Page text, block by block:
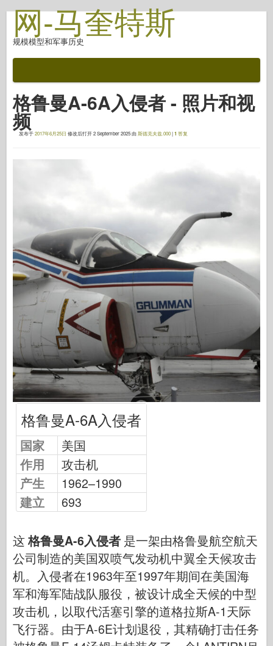
网-马奎特斯
规模模型和军事历史
战斗后
自动对焦武器
鱼鹰模型
鱼鹰出版
中队信号
坦克功率
卡车和坦克
瓦芬-阿森纳
威道尼奇二军
马奎特斯
学院
王牌模型
阿夫夫俱乐部
空气修复
空军
AZ 模型
黑狗
野马
网络爱好
德尼普罗莫德
龙
爱德华
E.T. 模型
格鲁曼A-6A入侵者 - 照片和视
频
发布于2017年6月25日 修改后打开2 September 2025由斯德克夫兹.000|1 答复
格鲁曼A-6A入侵者
国家
美国
作用
攻击机
产生
1962–1990
建立
693
这格鲁曼A-6入侵者 是一架由格鲁曼航空航天
公司制造的美国双喷气发动机中翼全天候攻击
机。入侵者在1963年至1997年期间在美国海
军和海军陆战队服役，被设计成全天候的中型
攻击机，以取代活塞引擎的道格拉斯A-1天际
飞行器。由于A-6E计划退役，其精确打击任务